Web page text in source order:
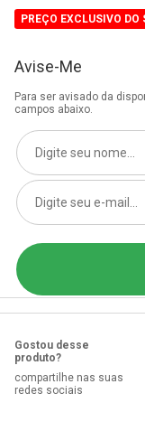
PREÇO EXCLUSIVO DO
Avise-Me
Para ser avisado da
campos abaixo.
Gostou desse
produto?
compartilhe nas suas
redes sociais